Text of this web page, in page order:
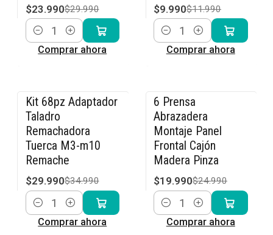
$23.990$29.990
Cantidad
Comprar ahora
$9.990$11.990
Cantidad
Comprar ahora
-14% OFF
Kit 68pz Adaptador
Taladro
Remachadora
Tuerca M3-m10
Remache
$29.990$34.990
Cantidad
Comprar ahora
-20% OFF
6 Prensa
Abrazadera
Montaje Panel
Frontal Cajón
Madera Pinza
$19.990$24.990
Cantidad
Comprar ahora